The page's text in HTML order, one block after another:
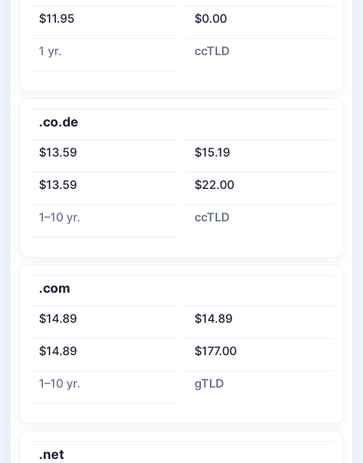
$11.95 $0.00
1 yr. ccTLD
.co.de
$13.59 $15.19
$13.59 $22.00
1–10 yr. ccTLD
.com
$14.89 $14.89
$14.89 $177.00
1–10 yr. gTLD
.net